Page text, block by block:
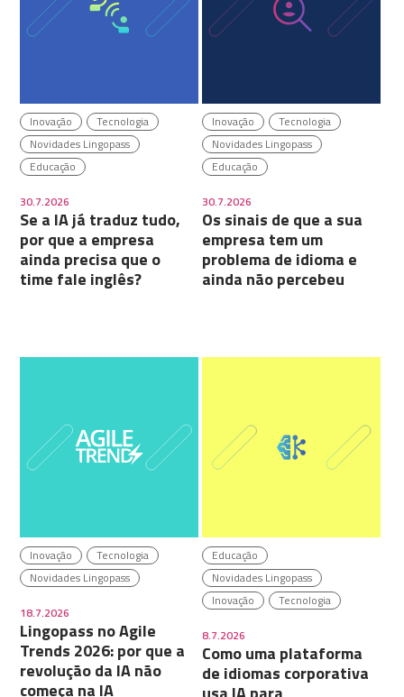
Inovação
Tecnologia
Novidades Lingopass
Educação
30.7.2026
Se a IA já traduz tudo,
por que a empresa
ainda precisa que o
time fale inglês?
Inovação
Tecnologia
Novidades Lingopass
Educação
30.7.2026
Os sinais de que a sua
empresa tem um
problema de idioma e
ainda não percebeu
Inovação
Tecnologia
Novidades Lingopass
18.7.2026
Lingopass no Agile
Trends 2026: por que a
revolução da IA não
começa na IA
Educação
Novidades Lingopass
Inovação
Tecnologia
8.7.2026
Como uma plataforma
de idiomas corporativa